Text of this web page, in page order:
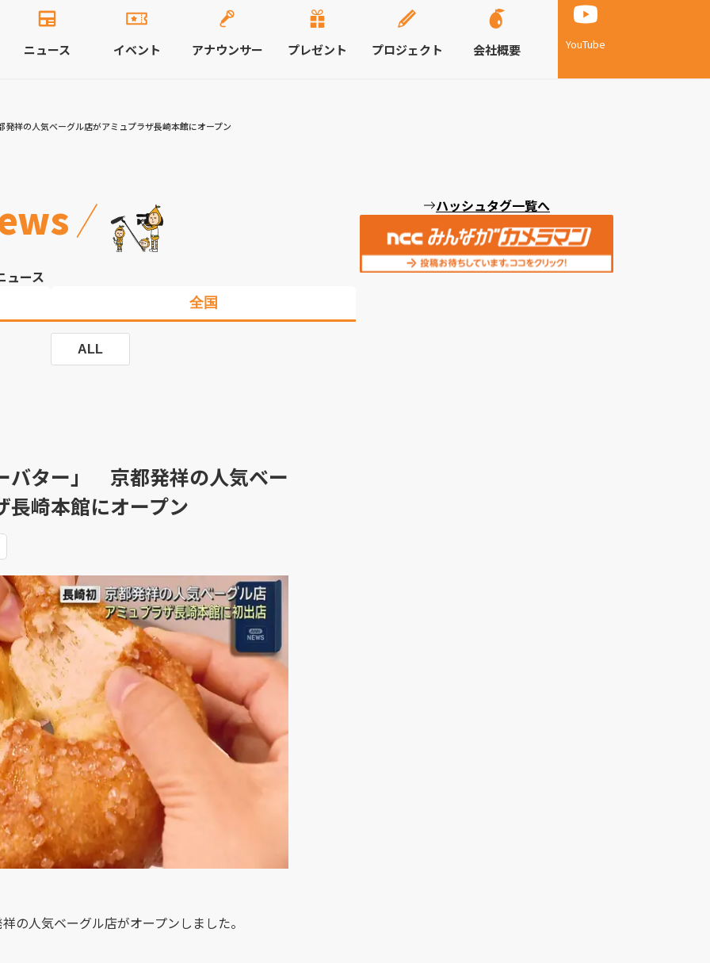
YouTube
ニュース イベント アナウンサー プレゼント プロジェクト 会社概要
祥の人気ベーグル店がアミュプラザ長崎本館にオープン
ュース
全国
ALL
バター」 京都発祥の人気ベー
長崎本館にオープン
の人気ベーグル店がオープンしました。
ハッシュタグ一覧へ